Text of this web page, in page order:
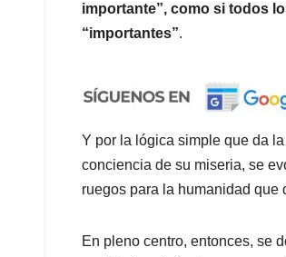
importante”, como si todos
“importantes”.
Y por la lógica simple que da
conciencia de su miseria, se
ruegos para la humanidad que
En pleno centro, entonces, se